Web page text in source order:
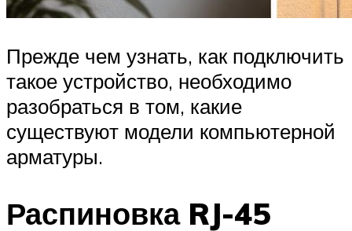
Прежде чем узнать, как подключить
такое устройство, необходимо
разобраться в том, какие
существуют модели компьютерной
арматуры.
Распиновка RJ-45